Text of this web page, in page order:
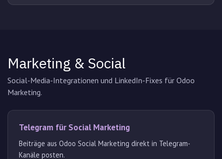
Marketing & Social
Social-Media-Integrationen und LinkedIn-Fixes für Odoo
Marketing.
Telegram für Social Marketing
Beiträge aus Odoo Social Marketing direkt in Telegram-
Kanäle posten.